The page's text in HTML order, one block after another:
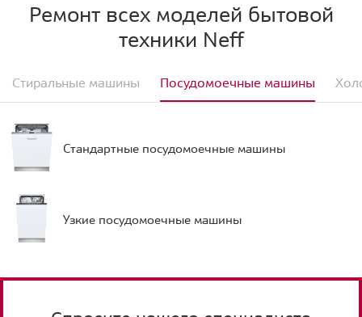
Ремонт всех моделей бытовой
техники Neff
Стиральные машины Посудомоечные машины
Стандартные посудомоечные машины
Узкие посудомоечные машины